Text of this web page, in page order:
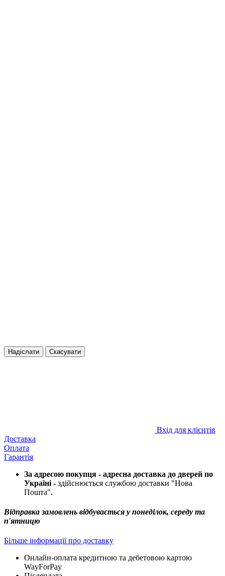
Надіслати Скасувати
Вхід для клієнтів
Доставка
Оплата
Гарантія
За адресою покупця - адресна доставка до дверей по
Україні - здійснюється службою доставки "Нова
Пошта".
Відправка замовлень відбувається у понеділок, середу та
п'ятницю
Більше інформації про доставку
Онлайн-оплата кредитною та дебетовою картою
WayForPay